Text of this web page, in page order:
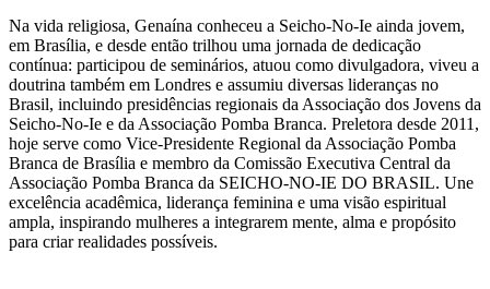
Na vida religiosa, Genaína conheceu a Seicho-No-Ie ainda jovem,
em Brasília, e desde então trilhou uma jornada de dedicação
contínua: participou de seminários, atuou como divulgadora, viveu a
doutrina também em Londres e assumiu diversas lideranças no
Brasil, incluindo presidências regionais da Associação dos Jovens da
Seicho-No-Ie e da Associação Pomba Branca. Preletora desde 2011,
hoje serve como Vice-Presidente Regional da Associação Pomba
Branca de Brasília e membro da Comissão Executiva Central da
Associação Pomba Branca da SEICHO-NO-IE DO BRASIL. Une
excelência acadêmica, liderança feminina e uma visão espiritual
ampla, inspirando mulheres a integrarem mente, alma e propósito
para criar realidades possíveis.